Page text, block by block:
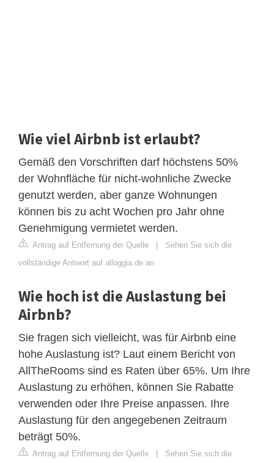
Wie viel Airbnb ist erlaubt?
Gemäß den Vorschriften darf höchstens 50%
der Wohnfläche für nicht-wohnliche Zwecke
genutzt werden, aber ganze Wohnungen
können bis zu acht Wochen pro Jahr ohne
Genehmigung vermietet werden.
Antrag auf Entfernung der Quelle | Sehen Sie sich die
vollständige Antwort auf alloggia.de an
Wie hoch ist die Auslastung bei
Airbnb?
Sie fragen sich vielleicht, was für Airbnb eine
hohe Auslastung ist? Laut einem Bericht von
AllTheRooms sind es Raten über 65%. Um Ihre
Auslastung zu erhöhen, können Sie Rabatte
verwenden oder Ihre Preise anpassen. Ihre
Auslastung für den angegebenen Zeitraum
beträgt 50%.
Antrag auf Entfernung der Quelle | Sehen Sie sich die